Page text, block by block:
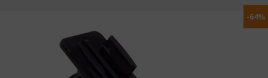
-64%